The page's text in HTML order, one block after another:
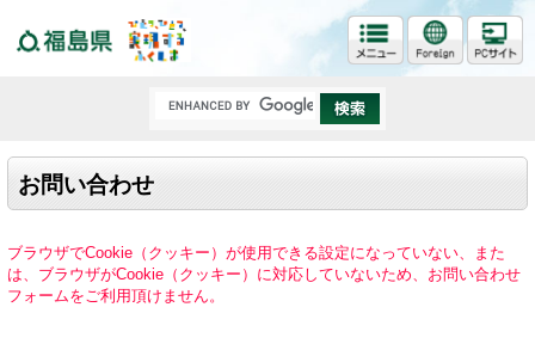
お問い合わせ
ブラウザでCookie（クッキー）が使用できる設定になっていない、また
は、ブラウザがCookie（クッキー）に対応していないため、お問い合わせ
フォームをご利用頂けません。